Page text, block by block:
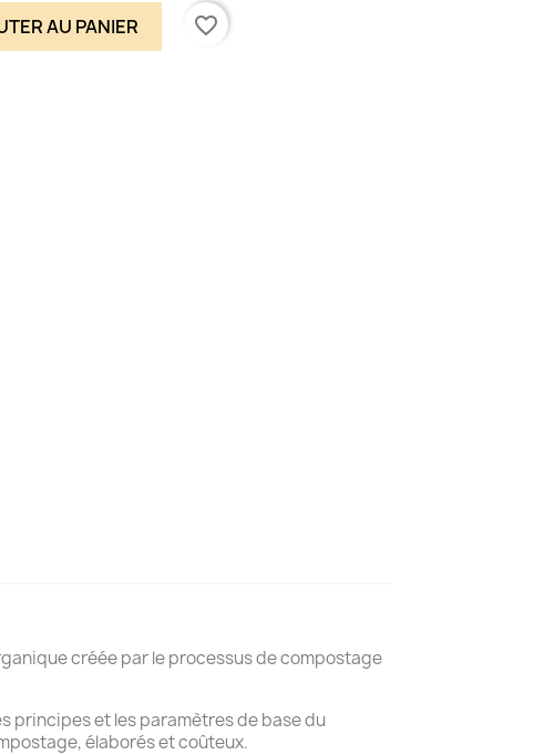
AU PANIER favorite_border
créée par le processus de compostage
principes et les paramètres de base du
élaborés et coûteux.